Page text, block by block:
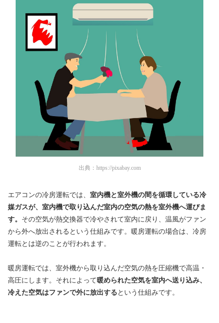
出典： https://pixabay.com
エアコンの冷房運転では、 室内機と室外機の間を循環している冷
媒ガスが、室内機で取り込んだ室内の空気の熱を室外機へ運びま
す。 その空気が熱交換器で冷やされて室内に戻り、温風がファン
から外へ放出されるという仕組みです。暖房運転の場合は、冷房
運転とは逆のことが行われます。
暖房運転では、室外機から取り込んだ空気の熱を圧縮機で高温・
高圧にします。それによって暖められた空気を室内へ送り込み、
冷えた空気はファンで外に放出する という仕組みです。